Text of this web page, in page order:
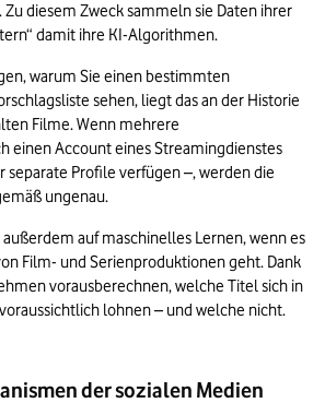
diesem Zweck sammeln sie Daten ihrer
damit ihre KI-Algorithmen.
warum Sie einen bestimmten
sehen, liegt das an der Historie
Filme. Wenn mehrere
einen Account eines Streamingdienstes
separate Profile verfügen –, werden die
ungenau.
auf maschinelles Lernen, wenn es
Film- und Serienproduktionen geht. Dank
vorausberechnen, welche Titel sich in
lohnen – und welche nicht.
der sozialen Medien